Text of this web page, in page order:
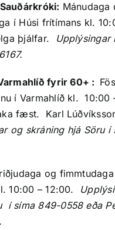
Mánudaga
í Húsi frítímans kl.
þjálfar.
Upplýsingar
fyrir 60+ :
í Varmahlíð kl. 10:00
fæst. Karl
og skráning hjá Söru í
og
10:00 – 12:00.
í síma 849-0558 eða